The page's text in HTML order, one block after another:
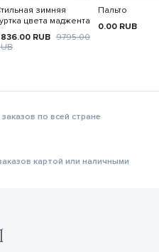
зимняя
цвета маджента
RUB 9795.00
Пальто
0.00 RUB
по всей стране
картой или наличными